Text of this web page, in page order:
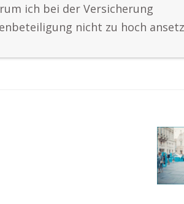
ich bei der Versicherung
nicht zu hoch